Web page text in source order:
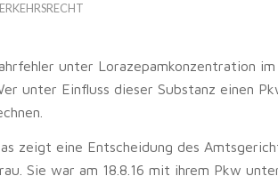
unter Lorazepamkonzentration
unter Einfluss dieser Substanz einen
zeigt eine Entscheidung des
Sie war am 18.8.16 mit ihrem Pkw